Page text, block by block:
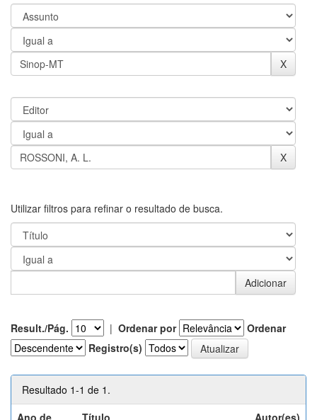
Utilizar filtros para refinar o resultado de busca.
Result./Pág. | Ordenar por
Ordenar
Registro(s)
Resultado 1-1 de 1.
Ano de
Título Autor(es)